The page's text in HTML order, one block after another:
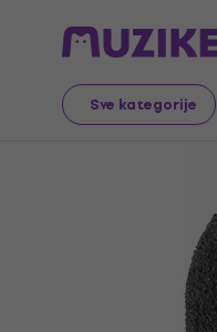
Sve kategorije
Audio Video Tech
Prodaja je završena